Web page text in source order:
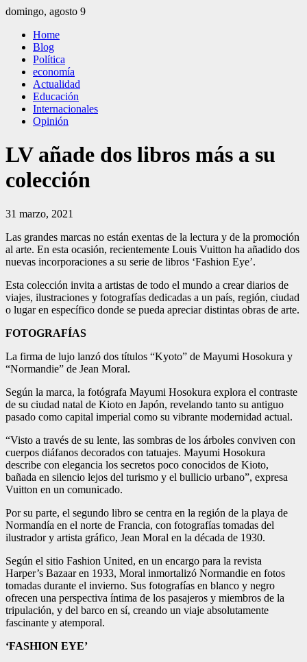
Saltar
contenido
domingo, agosto 9
El Independiente
El independiente Libre y Transparente
Home
Blog
Política
economía
Actualidad
Educación
Internacionales
Opinión
LV añade dos libros más a su
colección
31 marzo, 2021
Las grandes marcas no están exentas de la lectura y de la promoción
al arte. En esta ocasión, recientemente Louis Vuitton ha añadido dos
nuevas incorporaciones a su serie de libros ‘Fashion Eye’.
Esta colección invita a artistas de todo el mundo a crear diarios de
viajes, ilustraciones y fotografías dedicadas a un país, región, ciudad
o lugar en específico donde se pueda apreciar distintas obras de arte.
FOTOGRAFÍAS
La firma de lujo lanzó dos títulos “Kyoto” de Mayumi Hosokura y
“Normandie” de Jean Moral.
Según la marca, la fotógrafa Mayumi Hosokura explora el contraste
de su ciudad natal de Kioto en Japón, revelando tanto su antiguo
pasado como capital imperial como su vibrante modernidad actual.
“Visto a través de su lente, las sombras de los árboles conviven con
cuerpos diáfanos decorados con tatuajes. Mayumi Hosokura
describe con elegancia los secretos poco conocidos de Kioto,
bañada en silencio lejos del turismo y el bullicio urbano”, expresa
Vuitton en un comunicado.
Por su parte, el segundo libro se centra en la región de la playa de
Normandía en el norte de Francia, con fotografías tomadas del
ilustrador y artista gráfico, Jean Moral en la década de 1930.
Según el sitio Fashion United, en un encargo para la revista
Harper’s Bazaar en 1933, Moral inmortalizó Normandie en fotos
tomadas durante el invierno. Sus fotografías en blanco y negro
ofrecen una perspectiva íntima de los pasajeros y miembros de la
tripulación, y del barco en sí, creando un viaje absolutamente
fascinante y atemporal.
‘FASHION EYE’